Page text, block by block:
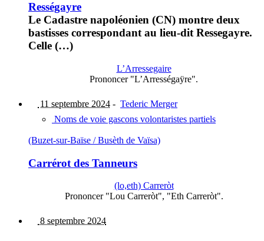
Rességayre
Le Cadastre napoléonien (CN) montre deux
bastisses correspondant au lieu-dit Ressegayre.
Celle (…)
L’Arressegaire
Prononcer "L’Arrességaÿre".
11 septembre 2024 - Tederic Merger
Noms de voie gascons volontaristes partiels
(Buzet-sur-Baïse / Busèth de Vaïsa)
Carrérot des Tanneurs
(lo,eth) Carreròt
Prononcer "Lou Carreròt", "Eth Carreròt".
8 septembre 2024